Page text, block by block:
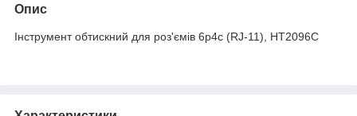
Опис
Інструмент обтискний для роз'ємів 6р4с (RJ-11), HT2096C